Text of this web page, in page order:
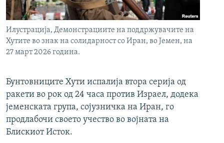
Илустрација, Демонстрациите на поддржувачите на
Хутите во знак на солидарност со Иран, во Јемен, на
27 март 2026 година.
Бунтовниците Хути испалија втора серија од
ракети во рок од 24 часа против Израел, додека
јеменската група, сојузничка на Иран, го
продлабочи своето учество во војната на
Блискиот Исток.